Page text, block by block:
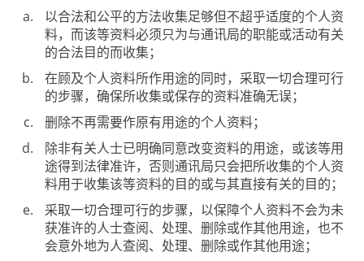
以合法和公平的方法收集足够但不超乎适度的个人资
料，而该等资料必须只为与通讯局的职能或活动有关
的合法目的而收集；
在顾及个人资料所作用途的同时，采取一切合理可行
的步骤，确保所收集或保存的资料准确无误；
删除不再需要作原有用途的个人资料；
除非有关人士已明确同意改变资料的用途，或该等用
途得到法律准许，否则通讯局只会把所收集的个人资
料用于收集该等资料的目的或与其直接有关的目的；
采取一切合理可行的步骤，以保障个人资料不会为未
获准许的人士查阅、处理、删除或作其他用途，也不
会意外地为人查阅、处理、删除或作其他用途；